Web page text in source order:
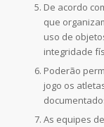
De acordo
que
uso de
integridade
Poderão
jogo os
As equipes